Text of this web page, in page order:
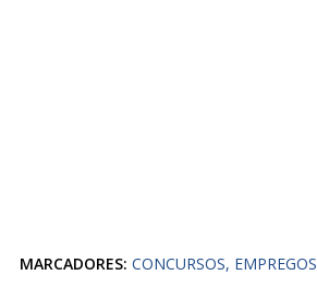
MARCADORES: CONCURSOS EMPREGOS